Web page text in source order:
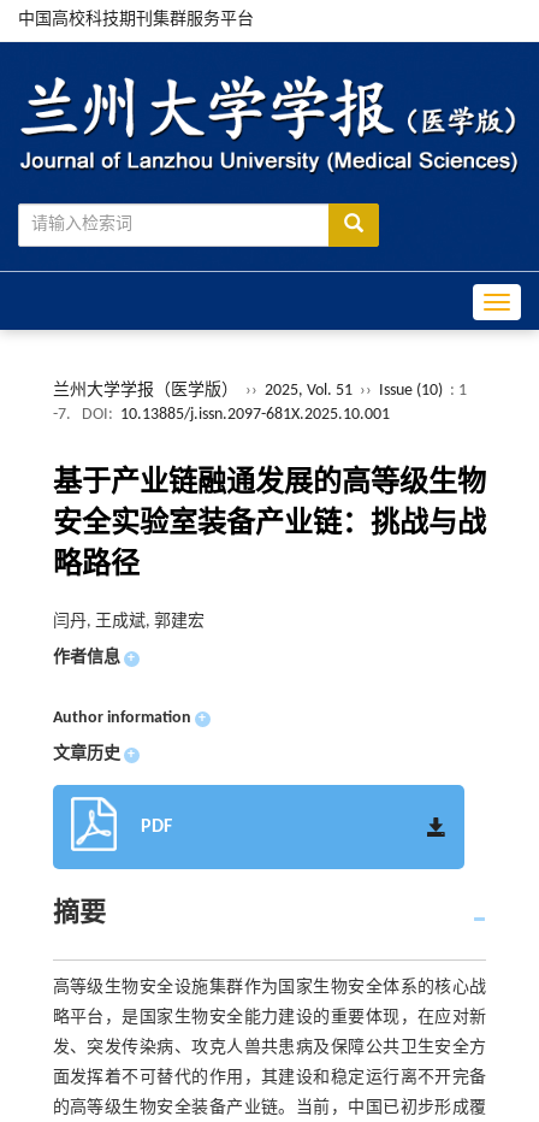
中国高校科技期刊集群服务平台
兰州大学学报（医学版） ›› 2025, Vol. 51 ›› Issue (10) : 1
-7.
DOI: 10.13885/j.issn.2097-681X.2025.10.001
基于产业链融通发展的高等级生物
安全实验室装备产业链：挑战与战
略路径
闫丹, 王成斌, 郭建宏
作者信息 +
Author information +
文章历史 +
PDF
摘要
高等级生物安全设施集群作为国家生物安全体系的核心战
略平台，是国家生物安全能力建设的重要体现，在应对新
发、突发传染病、攻克人兽共患病及保障公共卫生安全方
面发挥着不可替代的作用，其建设和稳定运行离不开完备
的高等级生物安全装备产业链。当前，中国已初步形成覆